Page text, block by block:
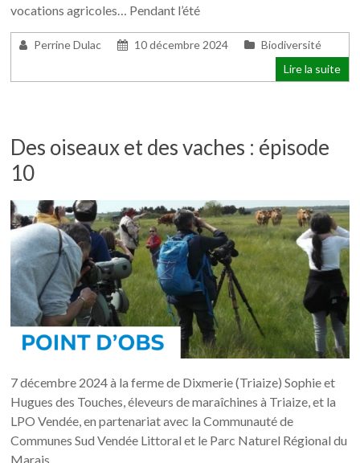
vocations agricoles… Pendant l’été
Perrine Dulac 10 décembre 2024
Biodiversité
Lire la suite
Des oiseaux et des vaches : épisode
10
7 décembre 2024 à la ferme de Dixmerie (Triaize) Sophie et
Hugues des Touches, éleveurs de maraîchines à Triaize, et la
LPO Vendée, en partenariat avec la Communauté de
Communes Sud Vendée Littoral et le Parc Naturel Régional du
Marais